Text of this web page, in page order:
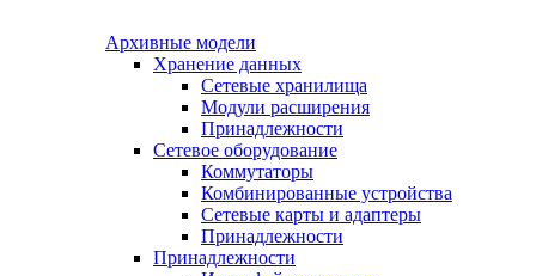
Архивные модели
Хранение данных
Сетевые хранилища
Модули расширения
Принадлежности
Сетевое оборудование
Коммутаторы
Комбинированные устройства
Сетевые карты и адаптеры
Принадлежности
Принадлежности